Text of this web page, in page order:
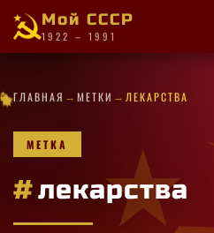
Мой СССР
1922 – 1991
·✦
★
★
✧
★
✧
·
★
★
✧
★
✦
✦
✦
✦
✧
·✧
·✦
★
★
✦
· ГЛАВНАЯ → МЕТКИ → ЛЕКАРСТВА
МЕТКА
#лекарства